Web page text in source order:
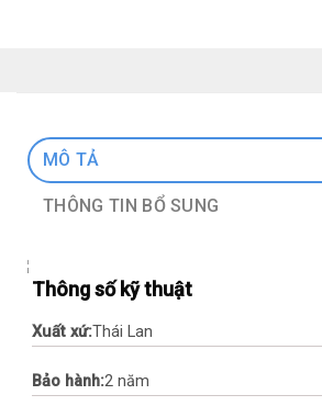
MÔ TẢ
THÔNG TIN BỔ SUNG
Thông số kỹ thuật
Xuất xứ:Thái Lan
Bảo hành:2 năm